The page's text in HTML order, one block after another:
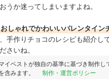
うか迷ってしまいますよね。
おしゃれでかわいいバレンタイン
手作りチョコのレシピも紹介
さいね。
イベストが独自の基準に基づき制作し
含みます。
制作・運営ポリシー